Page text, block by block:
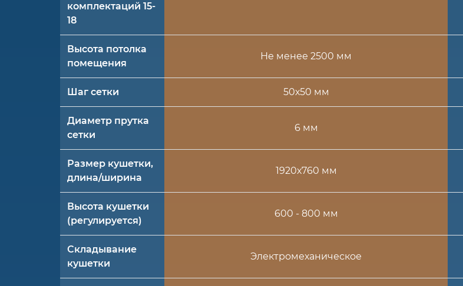
комплектаций 15-
18
Высота потолка
помещения
Не менее 2500 мм
Шаг сетки 50х50 мм
Диаметр прутка
сетки
6 мм
Размер кушетки,
длина/ширина
1920х760 мм
Высота кушетки
(регулируется)
600 - 800 мм
Складывание
кушетки
Электромеханическое